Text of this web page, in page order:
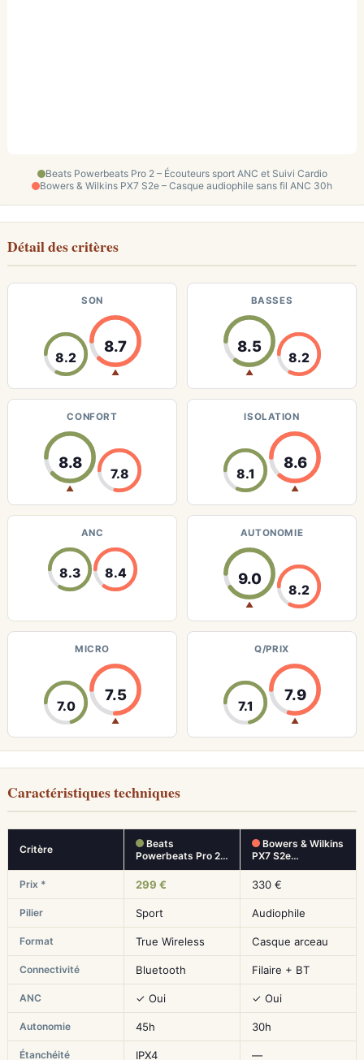
Beats Powerbeats Pro 2 – Écouteurs sport ANC et Suivi Cardio
Bowers & Wilkins PX7 S2e – Casque audiophile sans fil ANC 30h
Détail des critères
SON
8.2
8.7
▲
BASSES
8.5
▲
8.2
CONFORT
8.8
▲
7.8
ISOLATION
8.1
8.6
▲
ANC
8.3 8.4
AUTONOMIE
9.0
▲
8.2
MICRO
7.0
7.5
▲
Q/PRIX
7.1
7.9
▲
Caractéristiques techniques
Critère
Beats
Powerbeats Pro 2…
Bowers & Wilkins
PX7 S2e…
Prix * 299 € 330 €
Pilier Sport Audiophile
Format True Wireless Casque arceau
Connectivité Bluetooth Filaire + BT
ANC ✓ Oui ✓ Oui
Autonomie 45h 30h
Étanchéité IPX4 —